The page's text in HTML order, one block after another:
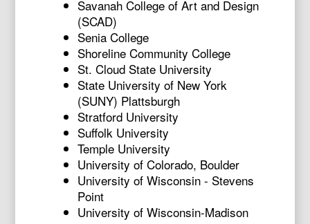
Savanah College of Art and Design
(SCAD)
Senia College
Shoreline Community College
St. Cloud State University
State University of New York
(SUNY) Plattsburgh
Stratford University
Suffolk University
Temple University
University of Colorado, Boulder
University of Wisconsin - Stevens
Point
University of Wisconsin-Madison